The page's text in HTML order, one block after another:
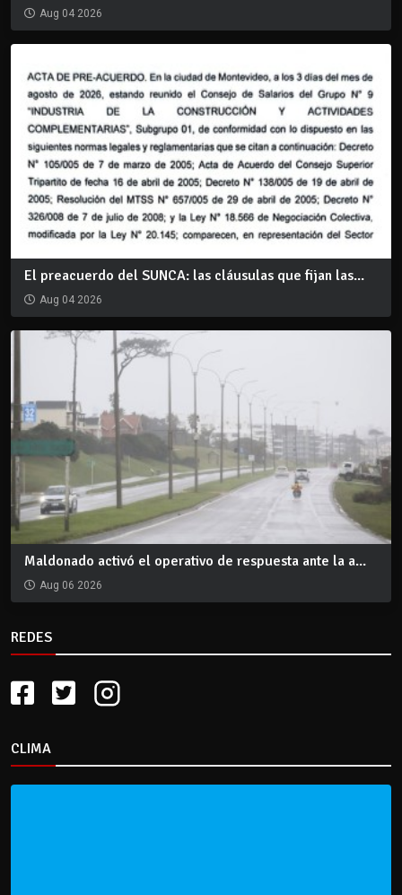
Aug 04 2026
El preacuerdo del SUNCA: las cláusulas que fijan las...
Aug 04 2026
Maldonado activó el operativo de respuesta ante la a...
Aug 06 2026
REDES
CLIMA